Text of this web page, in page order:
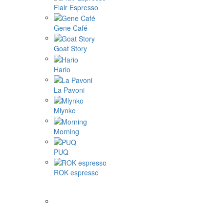
Flair Espresso
Gene Café
Goat Story
Hario
La Pavoni
Mlynko
Morning
PUQ
ROK espresso